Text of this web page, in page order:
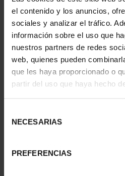
el contenido y los anuncios,
sociales y analizar el tráfico.
información sobre el uso que
nuestros partners de redes
web, quienes pueden
que les haya proporcionado o
partir del uso que haya hecho
NECESARIAS
PREFERENCIAS
CAPITALES DE
PROVINCIA 1
949,00 €
Sólo para usuarios
registrados